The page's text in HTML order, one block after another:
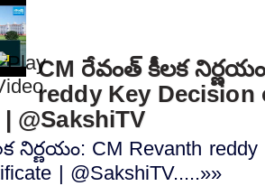
CM రేవంత్ కీలక
reddy Key Decision
@SakshiTV
నిర్ణయం: CM Revanth reddy
| @SakshiTV.....»»